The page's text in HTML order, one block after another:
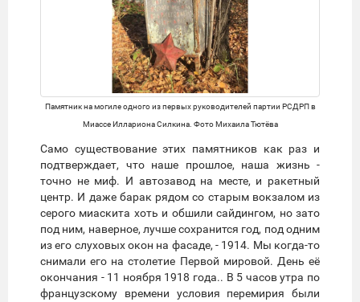
Памятник на могиле одного из первых руководителей партии РСДРП в
Миассе Иллариона Силкина. Фото Михаила Тютёва
Само существование этих памятников как раз и
подтверждает, что наше прошлое, наша жизнь -
точно не миф. И автозавод на месте, и ракетный
центр. И даже барак рядом со старым вокзалом из
серого миаскита хоть и обшили сайдингом, но зато
под ним, наверное, лучше сохранится год, под одним
из его слуховых окон на фасаде, - 1914. Мы когда-то
снимали его на столетие Первой мировой. День её
окончания - 11 ноября 1918 года.. В 5 часов утра по
французскому времени условия перемирия были